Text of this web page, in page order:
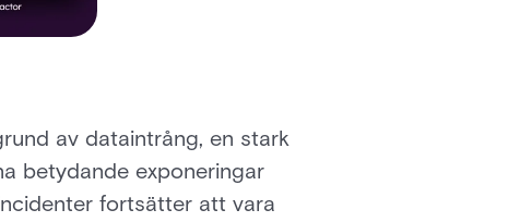
av dataintrång, en stark
betydande exponeringar
fortsätter att vara